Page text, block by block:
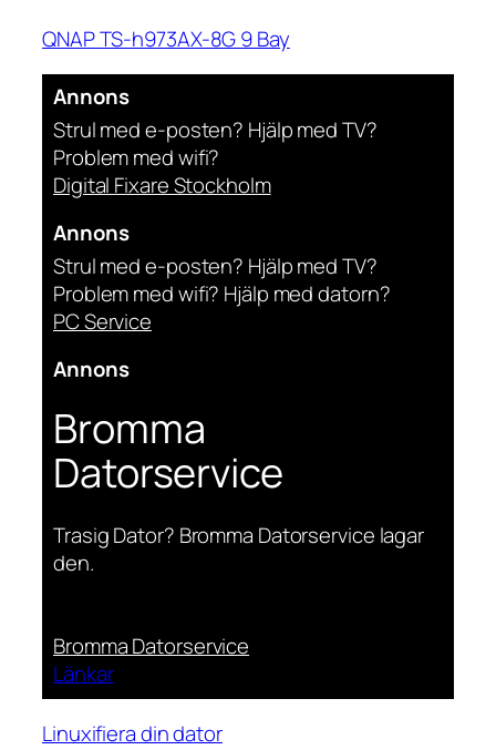
QNAP TS-h973AX-8G 9 Bay
Annons
Strul med e-posten? Hjälp med TV?
Problem med wifi?
Digital Fixare Stockholm
Annons
Strul med e-posten? Hjälp med TV?
Problem med wifi? Hjälp med datorn?
PC Service
Annons
Bromma
Datorservice
Trasig Dator? Bromma Datorservice lagar
den.
Bromma Datorservice
Länkar
Linuxifiera din dator